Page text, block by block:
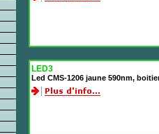
LED3
Led CMS-1206 jaune 590nm,